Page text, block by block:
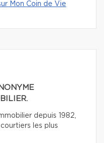
Mon Coin de Vie
depuis 1982,
les plus